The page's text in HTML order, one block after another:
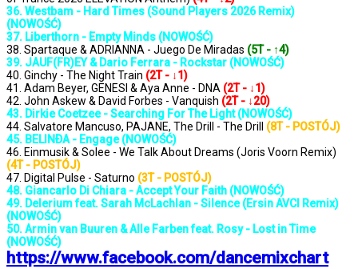
36. Westbam - Hard Times (Sound Players 2026 Remix)
(NOWOŚĆ)
37. Liberthorn - Empty Minds (NOWOŚĆ)
38. Spartaque & ADRIANNA - Juego De Miradas (5T - ↑4)
39. JAUF(FR)EY & Dario Ferrara - Rockstar (NOWOŚĆ)
40. Ginchy - The Night Train (2T - ↓1)
41. Adam Beyer, GENESI & Aya Anne - DNA (2T - ↓1)
42. John Askew & David Forbes - Vanquish (2T - ↓20)
43. Dirkie Coetzee - Searching For The Light (NOWOŚĆ)
44. Salvatore Mancuso, PAJANE, The Drill - The Drill (8T - POSTÓJ)
45. BELINÐA - Engage (NOWOŚĆ)
46. Einmusik & Solee - We Talk About Dreams (Joris Voorn Remix)
(4T - POSTÓJ)
47. Digital Pulse - Saturno (3T - POSTÓJ)
48. Giancarlo Di Chiara - Accept Your Faith (NOWOŚĆ)
49. Delerium feat. Sarah McLachlan - Silence (Ersin AVCI Remix)
(NOWOŚĆ)
50. Armin van Buuren & Alle Farben feat. Rosy - Lost in Time
(NOWOŚĆ)
https://www.facebook.com/dancemixchart